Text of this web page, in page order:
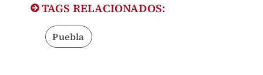
TAGS RELACIONADOS:
Puebla